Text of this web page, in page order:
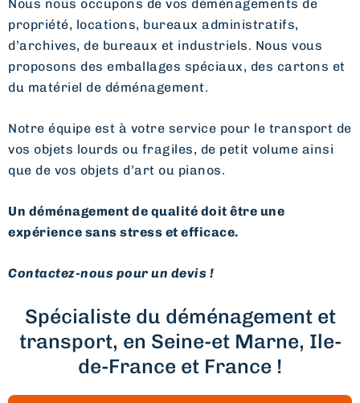
Nous nous occupons de vos déménagements de
propriété, locations, bureaux administratifs,
d’archives, de bureaux et industriels. Nous vous
proposons des emballages spéciaux, des cartons et
du matériel de déménagement.
Notre équipe est à votre service pour le transport de
vos objets lourds ou fragiles, de petit volume ainsi
que de vos objets d’art ou pianos.
Un déménagement de qualité doit être une
expérience sans stress et efficace.
Contactez-nous pour un devis !
Spécialiste du déménagement et
transport, en Seine-et Marne, Ile-
de-France et France !